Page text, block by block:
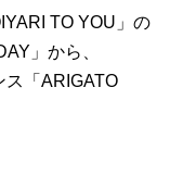
TO YOU」の
」から、
ス「ARIGATO